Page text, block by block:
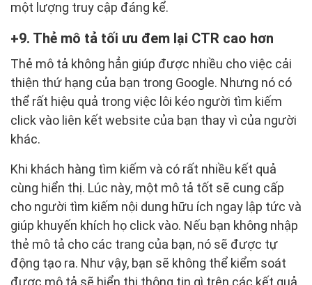
một lượng truy cập đáng kể.
9. Thẻ mô tả tối ưu đem lại CTR cao hơn
Thẻ mô tả không hẳn giúp được nhiều cho việc cải
thiện thứ hạng của bạn trong Google. Nhưng nó có
thể rất hiệu quả trong việc lôi kéo người tìm kiếm
click vào liên kết website của bạn thay vì của người
khác.
Khi khách hàng tìm kiếm và có rất nhiều kết quả
cùng hiển thị. Lúc này, một mô tả tốt sẽ cung cấp
cho người tìm kiếm nội dung hữu ích ngay lập tức và
giúp khuyến khích họ click vào. Nếu bạn không nhập
thẻ mô tả cho các trang của bạn, nó sẽ được tự
động tạo ra. Như vậy, bạn sẽ không thể kiểm soát